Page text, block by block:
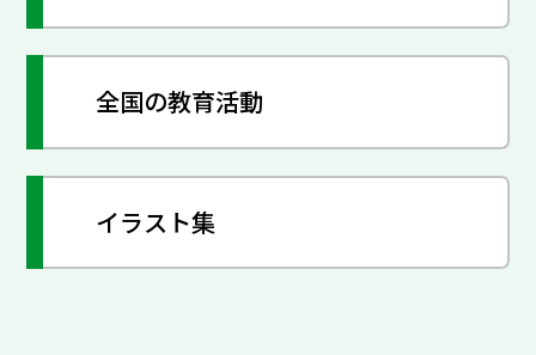
全国の教育活動
イラスト集